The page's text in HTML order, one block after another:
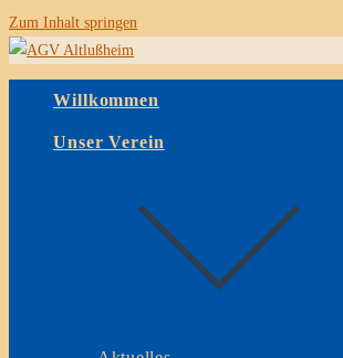
Zum Inhalt springen
Willkommen
Unser Verein